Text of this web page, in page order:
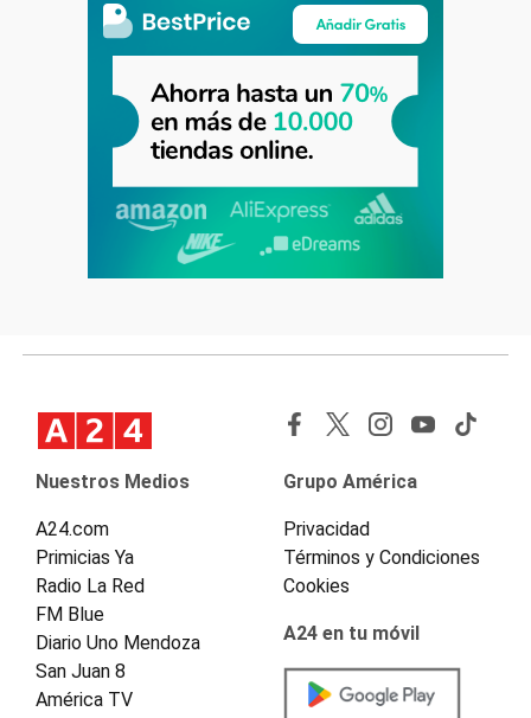
Nuestros Medios
A24.com
Primicias Ya
Radio La Red
FM Blue
Diario Uno Mendoza
San Juan 8
América TV
Grupo América
Privacidad
Términos y Condiciones
Cookies
A24 en tu móvil